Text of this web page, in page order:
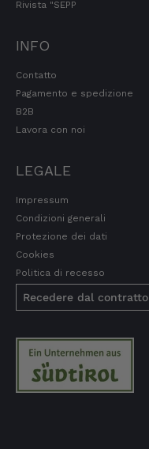
Rivista "SEPP
INFO
Contatto
Pagamento e spedizione
B2B
Lavora con noi
LEGALE
Impressum
Condizioni generali
Protezione dei dati
Cookies
Politica di recesso
Recedere dal contratto